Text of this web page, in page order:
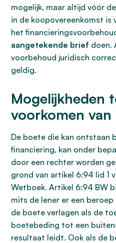
mogelijk, maar altijd vóór
in de koopovereenkomst is
het
aangetekende brief doen.
voorbehoud juridisch
geldig.
Mogelijkheden
voorkomen
De boete die kan ontstaan
financiering, kan onder
door een rechter worden
grond van artikel 6:94 lid 1
Wetboek. Artikel 6:94 BW
mits de lener er een
de boete verlagen als de
boetebeding tot een
resultaat leidt. Ook als de